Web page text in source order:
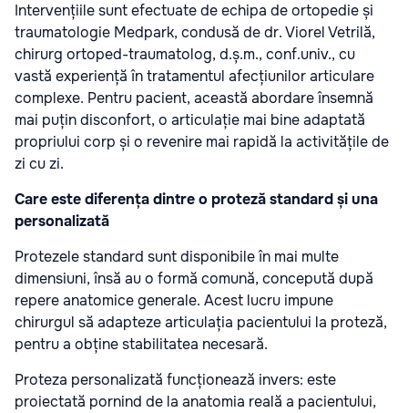
Intervențiile sunt efectuate de echipa de ortopedie și
traumatologie Medpark, condusă de dr. Viorel Vetrilă,
chirurg ortoped-traumatolog, d.ș.m., conf.univ., cu
vastă experiență în tratamentul afecțiunilor articulare
complexe. Pentru pacient, această abordare însemnă
mai puțin disconfort, o articulație mai bine adaptată
propriului corp și o revenire mai rapidă la activitățile de
zi cu zi.
Care este diferența dintre o proteză standard și una
personalizată
Protezele standard sunt disponibile în mai multe
dimensiuni, însă au o formă comună, concepută după
repere anatomice generale. Acest lucru impune
chirurgul să adapteze articulația pacientului la proteză,
pentru a obține stabilitatea necesară.
Proteza personalizată funcționează invers: este
proiectată pornind de la anatomia reală a pacientului,